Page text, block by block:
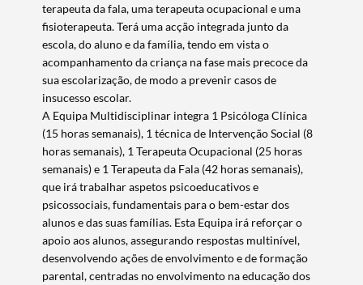
terapeuta da fala, uma terapeuta ocupacional e uma
fisioterapeuta. Terá uma acção integrada junto da
escola, do aluno e da família, tendo em vista o
acompanhamento da criança na fase mais precoce da
sua escolarização, de modo a prevenir casos de
insucesso escolar.
A Equipa Multidisciplinar integra 1 Psicóloga Clínica
(15 horas semanais), 1 técnica de Intervenção Social (8
horas semanais), 1 Terapeuta Ocupacional (25 horas
semanais) e 1 Terapeuta da Fala (42 horas semanais),
que irá trabalhar aspetos psicoeducativos e
psicossociais, fundamentais para o bem-estar dos
alunos e das suas famílias. Esta Equipa irá reforçar o
apoio aos alunos, assegurando respostas multinível,
desenvolvendo ações de envolvimento e de formação
parental, centradas no envolvimento na educação dos